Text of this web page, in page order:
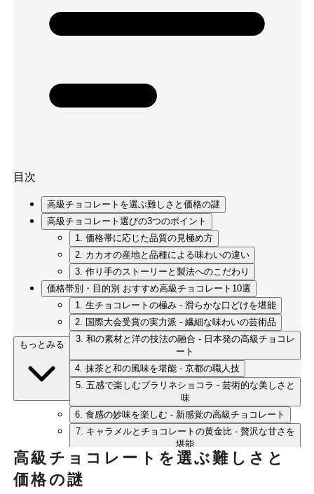
目次
高級チョコレートを選ぶ難しさと価格の謎
高級チョコレート選びの3つのポイント
1. 価格帯に応じた品質の見極め方
2. カカオの産地と品種による味わいの違い
3. 作り手のストーリーと製法へのこだわり
価格帯別・目的別 おすすめ高級チョコレート10選
1. 生チョコレートの極み - 滑らかな口どけを堪能
2. 国際大会受賞の実力派 - 繊細な味わいの芸術品
3. 和の素材と洋の技法の融合 - 日本発の高級チョコレ
ート
4. 抹茶と和の風味を堪能 - 京都の職人技
5. 五感で楽しむプラリネショコラ - 芸術的な美しさと
味
6. 食感の妙味を楽しむ - 新感覚の高級チョコレート
7. キャラメルとチョコレートの黄金比 - 贅沢な甘さを
堪能
8. 焼き菓子とチョコレートの饗宴 - 芳醇な香りを楽し
もっとみる
高級チョコレートを選ぶ難しさと
価格の謎